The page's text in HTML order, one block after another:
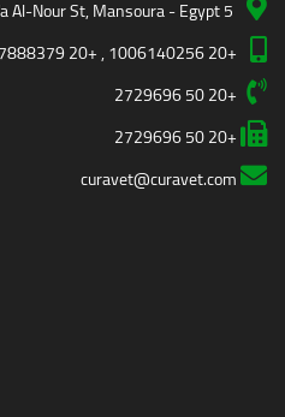
+20 1006140256 , +20 1227888379
+20 50 2729696
+20 50 2729696
curavet@curavet.com